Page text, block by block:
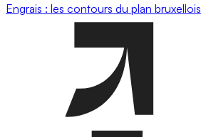
Engrais : les contours du plan bruxellois